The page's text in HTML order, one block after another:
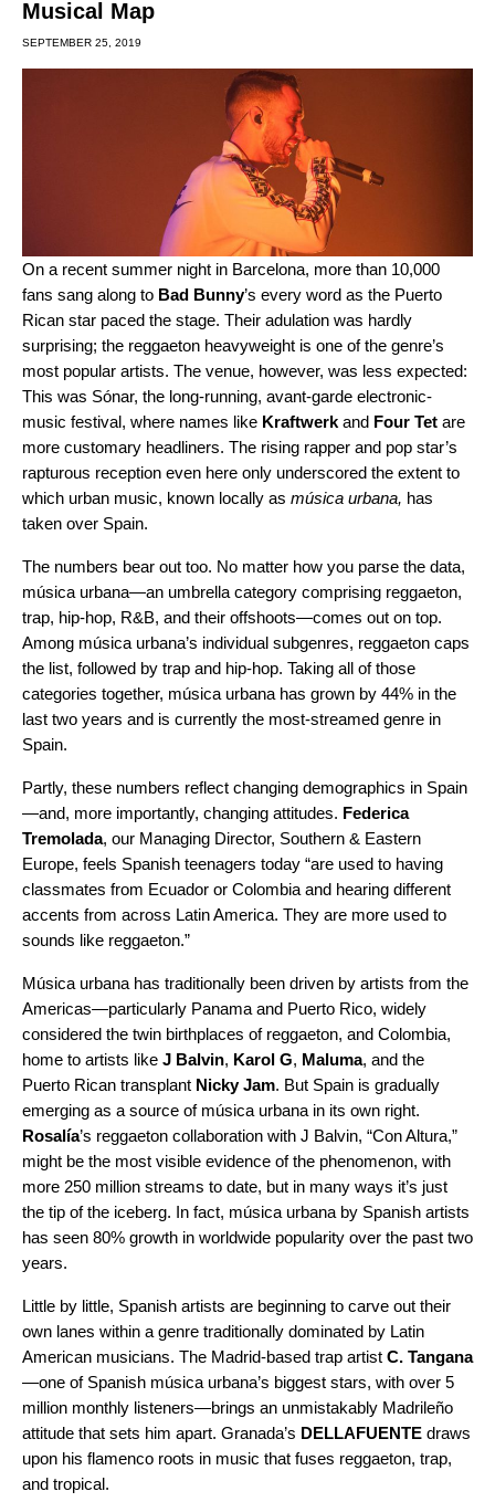
Musical Map
SEPTEMBER 25, 2019
On a recent summer night in Barcelona, more than 10,000
fans sang along to Bad Bunny’s every word as the Puerto
Rican star paced the stage. Their adulation was hardly
surprising; the reggaeton heavyweight is one of the genre’s
most popular artists. The venue, however, was less expected:
This was Sónar, the long-running, avant-garde electronic-
music festival, where names like Kraftwerk and Four Tet are
more customary headliners. The rising rapper and pop star’s
rapturous reception even here only underscored the extent to
which urban music, known locally as música urbana, has
taken over Spain.
The numbers bear out too. No matter how you parse the data,
música urbana—an umbrella category comprising reggaeton,
trap, hip-hop, R&B, and their offshoots—comes out on top.
Among música urbana’s individual subgenres, reggaeton caps
the list, followed by trap and hip-hop. Taking all of those
categories together, música urbana has grown by 44% in the
last two years and is currently the most-streamed genre in
Spain.
Partly, these numbers reflect changing demographics in Spain
—and, more importantly, changing attitudes. Federica
Tremolada, our Managing Director, Southern & Eastern
Europe, feels Spanish teenagers today “are used to having
classmates from Ecuador or Colombia and hearing different
accents from across Latin America. They are more used to
sounds like reggaeton.”
Música urbana has traditionally been driven by artists from the
Americas—particularly Panama and Puerto Rico, widely
considered the twin birthplaces of reggaeton, and Colombia,
home to artists like J Balvin, Karol G, Maluma, and the
Puerto Rican transplant Nicky Jam. But Spain is gradually
emerging as a source of música urbana in its own right.
Rosalía’s reggaeton collaboration with J Balvin, “Con Altura,”
might be the most visible evidence of the phenomenon, with
more 250 million streams to date, but in many ways it’s just
the tip of the iceberg. In fact, música urbana by Spanish artists
has seen 80% growth in worldwide popularity over the past two
years.
Little by little, Spanish artists are beginning to carve out their
own lanes within a genre traditionally dominated by Latin
American musicians. The Madrid-based trap artist C. Tangana
—one of Spanish música urbana’s biggest stars, with over 5
million monthly listeners—brings an unmistakably Madrileño
attitude that sets him apart. Granada’s DELLAFUENTE draws
upon his flamenco roots in music that fuses reggaeton, trap,
and tropical.